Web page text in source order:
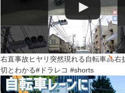
右直事故ヒヤリ突然現れる自転車
右
切とわかる#ドラレコ #shorts